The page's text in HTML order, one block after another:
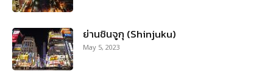
ย่านชินจูกุ (Shinjuku)
May 5, 2023